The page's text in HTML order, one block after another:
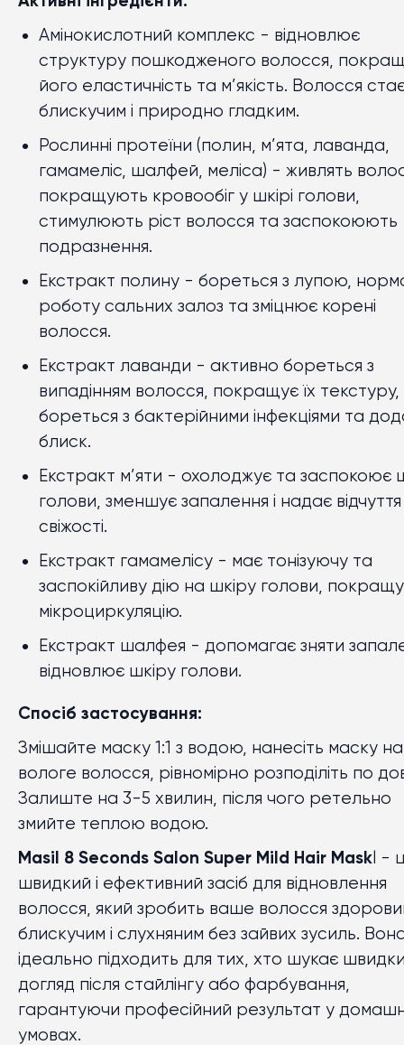
Амінокислотний комплекс - відновлює
структуру пошкодженого волосся,
його еластичність та м’якість. Волосся
блискучим і природно гладким.
Рослинні протеїни (полин, м’ята, лаванда,
гамамеліс, шалфей, меліса) - живлять
покращують кровообіг у шкірі голови,
стимулюють ріст волосся та заспокоюють
подразнення.
Екстракт полину- бореться з лупою,
роботу сальних залоз та зміцнює корені
волосся.
Екстракт лаванди - активно бореться з
випадінням волосся, покращує їх текстуру,
бореться з бактерійними інфекціями та
блиск.
Екстракт м’яти - охолоджує та заспокоює
голови, зменшує запалення і надає відчуття
свіжості.
Екстракт гамамелісу- має тонізуючу та
заспокійливу дію на шкіру голови,
мікроциркуляцію.
Екстракт шалфея - допомагає зняти
відновлює шкіру голови.
Спосіб застосування:
Змішайте маску 1:1 з водою, нанесіть маску на
вологе волосся, рівномірно розподіліть по
Залиште на 3-5 хвилин, після чого ретельно
змийте теплою водою.
Masil
8 Seconds Salon Super Mild Hair Mask l -
швидкий і ефективний засіб для відновлення
волосся, який зробить ваше волосся
блискучим і слухняним без зайвих зусиль.
ідеально підходить для тих, хто шукає
догляд після стайлінгу або фарбування,
гарантуючи професійний результат у
умовах.